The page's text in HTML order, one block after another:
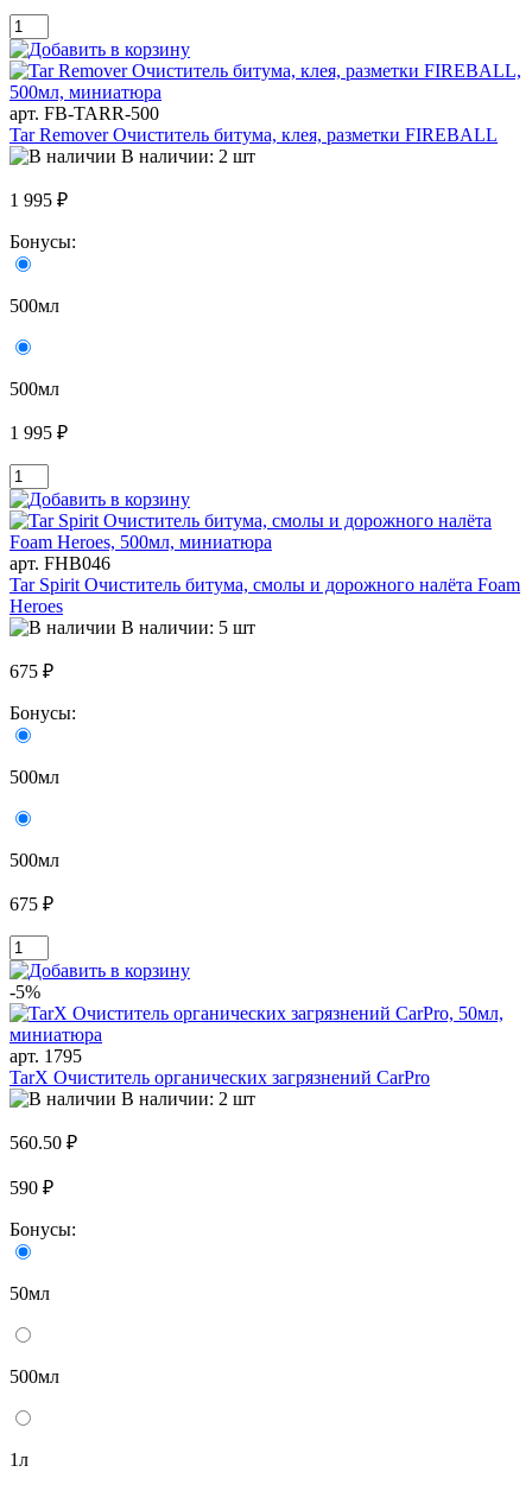
арт. FB-TARR-500
Tar Remover Очиститель битума, клея, разметки FIREBALL
В наличии: 2 шт
1 995 ₽
Бонусы:
500мл
500мл
1 995 ₽
арт. FHB046
Tar Spirit Очиститель битума, смолы и дорожного налёта Foam
Heroes
В наличии: 5 шт
675 ₽
Бонусы:
500мл
500мл
675 ₽
-5%
арт. 1795
TarX Очиститель органических загрязнений CarPro
В наличии: 2 шт
560.50 ₽
590 ₽
Бонусы:
50мл
500мл
1л